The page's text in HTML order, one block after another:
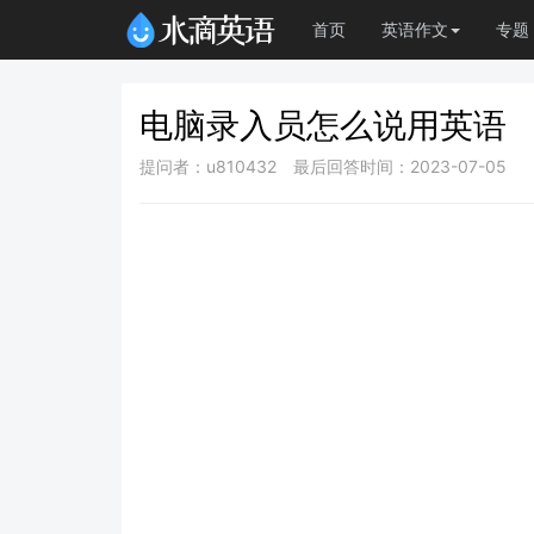
首页 英语作文 专题
电脑录入员怎么说用英语
提问者：u810432 最后回答时间：2023-07-05